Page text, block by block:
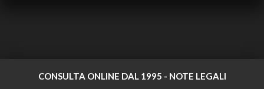
CONSULTA ONLINE DAL 1995 - NOTE LEGALI